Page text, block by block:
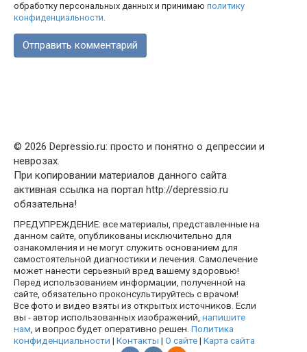
обработку персональных данных и принимаю политику
конфиденциальности.
© 2026 Depressio.ru: просто и понятно о депрессии и
неврозах.
При копировании материалов данного сайта
активная ссылка на портал http://depressio.ru
обязательна!
ПРЕДУПРЕЖДЕНИЕ: все материалы, представленные на
данном сайте, опубликованы исключительно для
ознакомления и не могут служить основанием для
самостоятельной диагностики и лечения. Самолечение
может нанести серьезный вред вашему здоровью!
Перед использованием информации, полученной на
сайте, обязательно проконсультируйтесь с врачом!
Все фото и видео взяты из открытых источников. Если
вы - автор использованных изображений, напишите
нам , и вопрос будет оперативно решен. Политика
конфиденциальности | Контакты | О сайте| Карта сайта